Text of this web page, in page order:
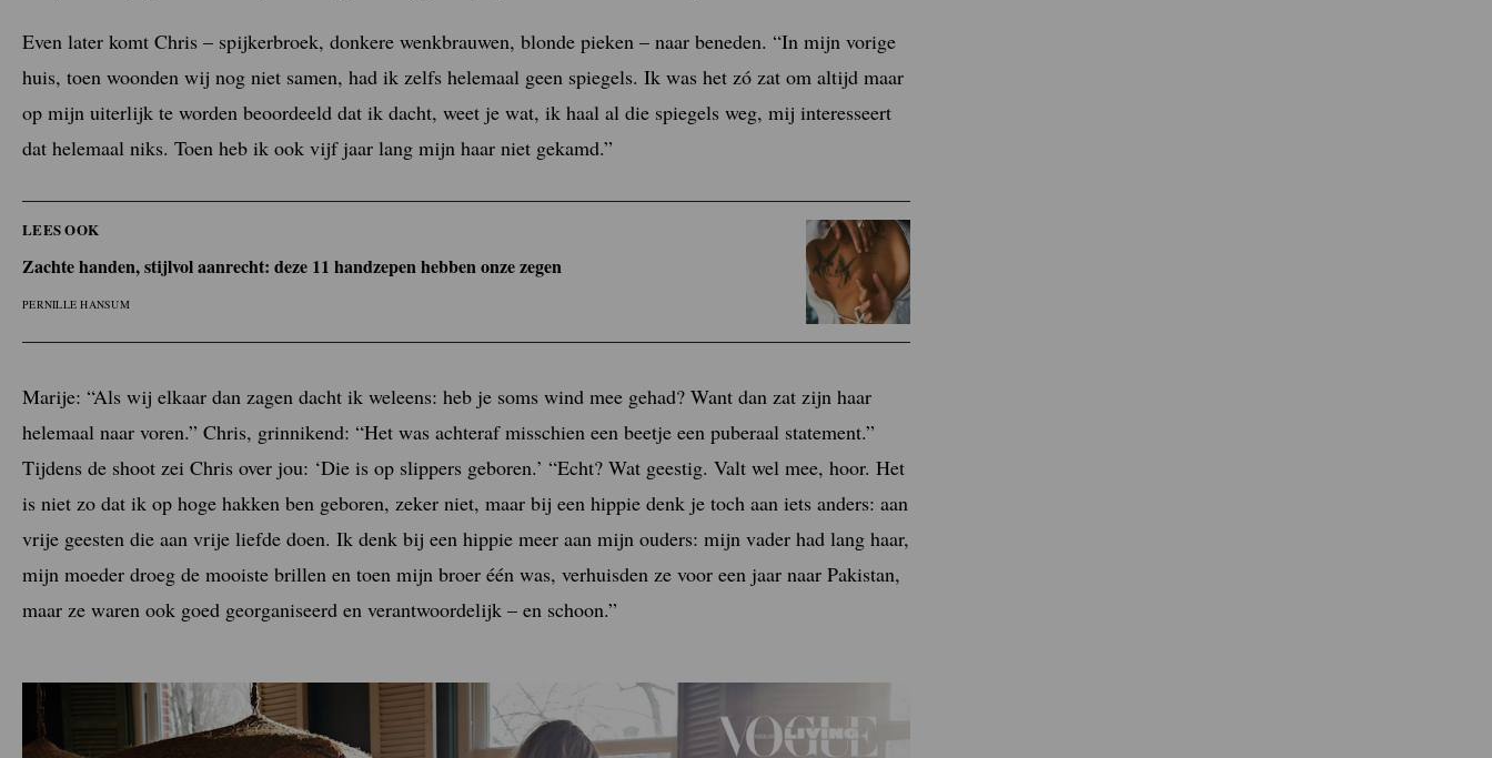
Even later komt Chris – spijkerbroek, donkere wenkbrauwen, blonde pieken – naar beneden. “In mijn vorige
huis, toen woonden wij nog niet samen, had ik zelfs helemaal geen spiegels. Ik was het zó zat om altijd maar
op mijn uiterlijk te worden beoordeeld dat ik dacht, weet je wat, ik haal al die spiegels weg, mij interesseert
dat helemaal niks. Toen heb ik ook vijf jaar lang mijn haar niet gekamd.”
LEES OOK
Zachte handen, stijlvol aanrecht: deze 11 handzepen hebben onze zegen
PERNILLE HANSUM
Marije: “Als wij elkaar dan zagen dacht ik weleens: heb je soms wind mee gehad? Want dan zat zijn haar
helemaal naar voren.” Chris, grinnikend: “Het was achteraf misschien een beetje een puberaal statement.”
Tijdens de shoot zei Chris over jou: ‘Die is op slippers geboren.’ “Echt? Wat geestig. Valt wel mee, hoor. Het
is niet zo dat ik op hoge hakken ben geboren, zeker niet, maar bij een hippie denk je toch aan iets anders: aan
vrije geesten die aan vrije liefde doen. Ik denk bij een hippie meer aan mijn ouders: mijn vader had lang haar,
mijn moeder droeg de mooiste brillen en toen mijn broer één was, verhuisden ze voor een jaar naar Pakistan,
maar ze waren ook goed georganiseerd en verantwoordelijk – en schoon.”